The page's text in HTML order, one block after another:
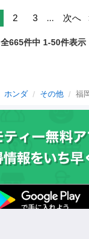
2 3 ... 次へ
全665件中 1-50件表示
ホンダ その他 福